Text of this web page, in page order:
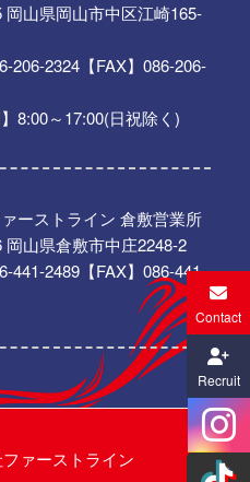
岡山県岡山市中区江崎165-
206-2324【FAX】086-206-
】8:00～17:00(日祝除く)
ーストライン 倉敷営業所
岡山県倉敷市中庄2248-2
441-2489【FAX】086-441-
ァーストライン
Contact
Recruit